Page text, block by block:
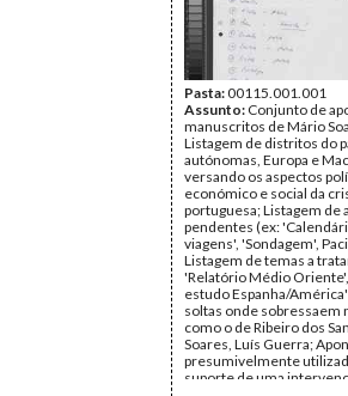
Pasta:00115.001.001
Assunto: Conjunto de
manuscritos de Mário
Listagem de distritos do
autónomas, Europa e
versando os aspectos
económico e social da
portuguesa; Listagem de
pendentes (ex:
viagens', 'Sondagem',
Listagem de temas a
'Relatório Médio
estudo Espanha/
soltas onde sobressaem
como o de Ribeiro dos
Soares, Luís Guerra;
presumivelmente
suporte de uma